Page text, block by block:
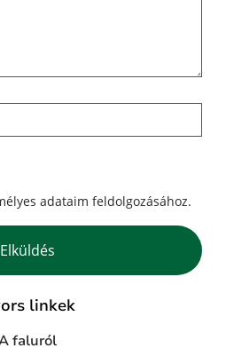
adataim feldolgozásához.
Elküldés
linkek
faluról